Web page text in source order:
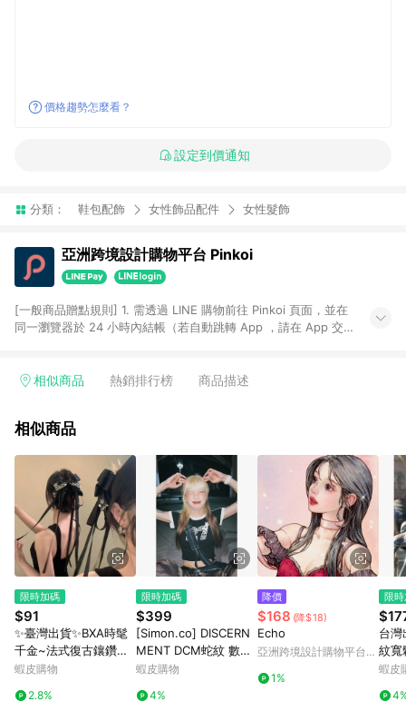
價格趨勢怎麼看？
設定到價通知
分類： 鞋包配飾 女性飾品配件 女性髮飾
亞洲跨境設計購物平台 Pinkoi
[一般商品贈點規則] 1. 需透過 LINE 購物前往 Pinkoi 頁面，並在
同一瀏覽器於 24 小時內結帳（若自動跳轉 App ，請在 App 交
回饋訂單不得享有 Pinkoi 站方優惠，例如首購優惠，P coins，
行為，不具贈點資格，部分退款不在此限。 6. APP 請更新至
貨後 45 天後發送。 8. 群眾募資商品，禮物卡，開館保證金，補
運費，攤位費等不具贈點資格。 9. LINE 購物站上之商品規格、
顏色、價位、贈品如與 Pinkoi 商品資訊頁及購物車不符，以
Pinkoi 購物商品資訊頁及購物車標示為準。 10. 點數紅包使用規
則請以點數紅包活動說明為準。 11. 若於 LINE 購物前往 Pinkoi
頁面後才首次下載 Pinkoi APP 並完成訂單，不符合導購資格；承
上，首次下載 Pinkoi APP 後，需透過 LINE 購物前往 Pinkoi 頁
相似商品 熱銷排行榜 商品描述
相似商品
限時加碼
$91
✨臺灣出貨✨BXA時髦
千金~法式復古鑲鑽蝴
蝶結飄帶抓夾輕奢氣質
蝦皮購物
2.8%
限時加碼
$399
[Simon.co] DISCERN
MENT DCM蛇紋 數字
蛇年27 短版 合身 線條
蝦皮購物
4%
降價
$168 (降$18)
Echo
亞洲跨境設計購物平台
1%
限
台灣
紋寬
學院
鬆顯
蝦皮